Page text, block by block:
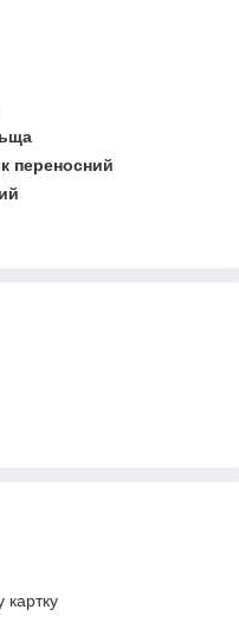
переносний
картку